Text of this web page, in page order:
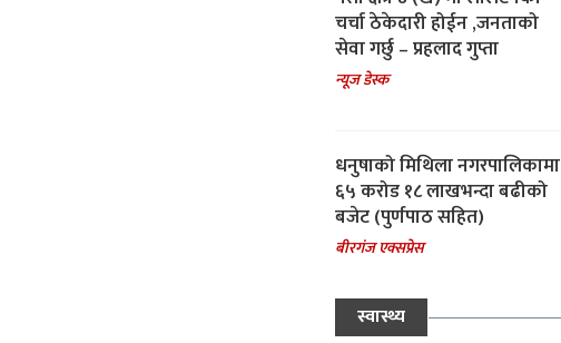
चर्चा ठेकेदारी होईन ,जनताको
सेवा गर्छु – प्रहलाद गुप्ता
न्यूज डेस्क
धनुषाको मिथिला नगरपालिकामा
६५ करोड १८ लाखभन्दा बढीको
बजेट (पुर्णपाठ सहित)
बीरगंज एक्सप्रेस
स्वास्थ्य